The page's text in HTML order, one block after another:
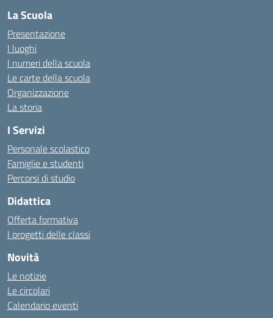
La Scuola
Presentazione
I luoghi
I numeri della scuola
Le carte della scuola
Organizzazione
La storia
I Servizi
Personale scolastico
Famiglie e studenti
Percorsi di studio
Didattica
Offerta formativa
I progetti delle classi
Novità
Le notizie
Le circolari
Calendario eventi